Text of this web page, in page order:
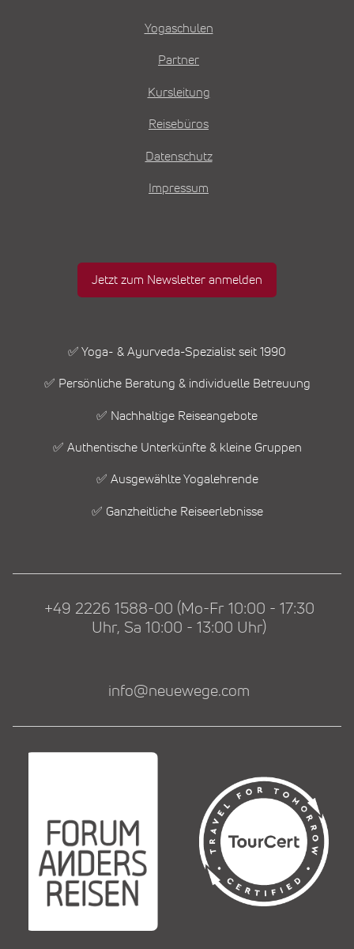
Yogaschulen
Partner
Kursleitung
Reisebüros
Datenschutz
Impressum
Jetzt zum Newsletter anmelden
✅ Yoga- & Ayurveda-Spezialist seit 1990
✅ Persönliche Beratung & individuelle Betreuung
✅ Nachhaltige Reiseangebote
✅ Authentische Unterkünfte & kleine Gruppen
✅ Ausgewählte Yogalehrende
✅ Ganzheitliche Reiseerlebnisse
+49 2226 1588-00 (Mo-Fr 10:00 - 17:30
Uhr, Sa 10:00 - 13:00 Uhr)
info@neuewege.com